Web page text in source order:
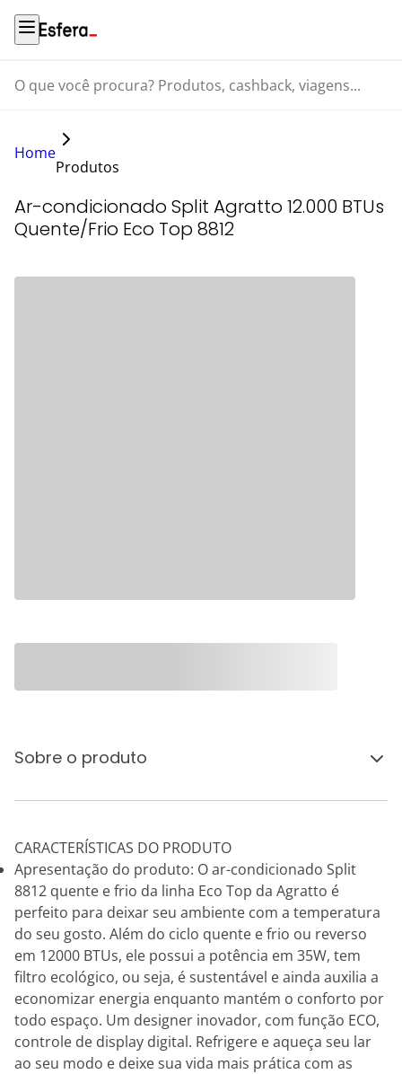
O que você procura? Produtos, cashback, viagens...
Home
Produtos
Ar-condicionado Split Agratto 12.000 BTUs
Quente/Frio Eco Top 8812
Sobre o produto
CARACTERÍSTICAS DO PRODUTO
Apresentação do produto: O ar-condicionado Split
8812 quente e frio da linha Eco Top da Agratto é
perfeito para deixar seu ambiente com a temperatura
do seu gosto. Além do ciclo quente e frio ou reverso
em 12000 BTUs, ele possui a potência em 35W, tem
filtro ecológico, ou seja, é sustentável e ainda auxilia a
economizar energia enquanto mantém o conforto por
todo espaço. Um designer inovador, com função ECO,
controle de display digital. Refrigere e aqueça seu lar
ao seu modo e deixe sua vida mais prática com as